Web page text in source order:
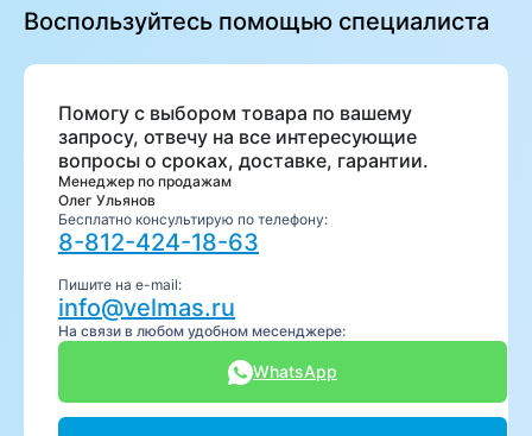
Воспользуйтесь помощью специалиста
Помогу с выбором товара по вашему
запросу, отвечу на все интересующие
вопросы о сроках, доставке, гарантии.
Менеджер по продажам
Олег Ульянов
Бесплатно консультирую по телефону:
8-812-424-18-63
Пишите на e-mail:
info@velmas.ru
На связи в любом удобном месенджере:
WhatsApp